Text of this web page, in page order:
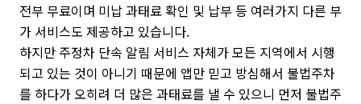
전부 무료이며 미납 과태료 확인 및 납부 등 여러가지 다른 부
가 서비스도 제공하고 있습니다.
하지만 주정차 단속 알림 서비스 자체가 모든 지역에서 시행
되고 있는 것이 아니기 때문에 앱만 믿고 방심해서 불법주차
를 하다가 오히려 더 많은 과태료를 낼 수 있으니 먼저 불법주